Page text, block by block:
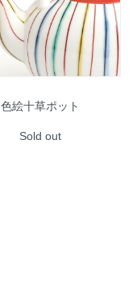
色絵十草ポット
Sold out